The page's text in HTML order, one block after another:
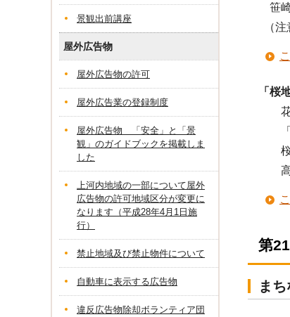
笹
（注
「桜
「
桜
高
第
ま
景観出前講座
屋外広告物
屋外広告物の許可
屋外広告業の登録制度
屋外広告物 「安全」と「景
観」のガイドブックを掲載しま
した
上河内地域の一部について屋外
広告物の許可地域区分が変更に
なります（平成28年4月1日施
行）
禁止地域及び禁止物件について
自動車に表示する広告物
違反広告物除却ボランティア団